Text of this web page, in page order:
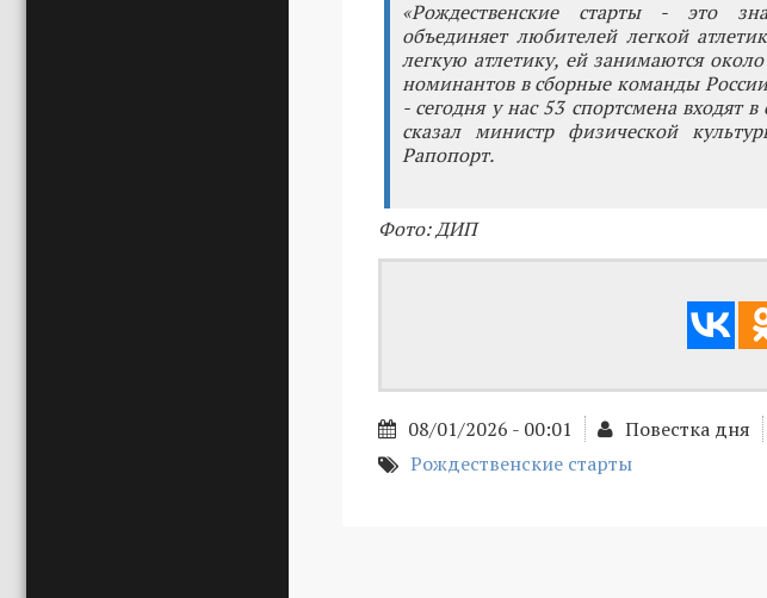
«Рождественские старты - это
объединяет любителей легкой
легкую атлетику, ей занимаются
номинантов в сборные команды
- сегодня у нас 53 спортсмена входят
сказал министр физической
Рапопорт.
Фото: ДИП
08/01/2026 - 00:01 Повестка дня
Рождественские старты